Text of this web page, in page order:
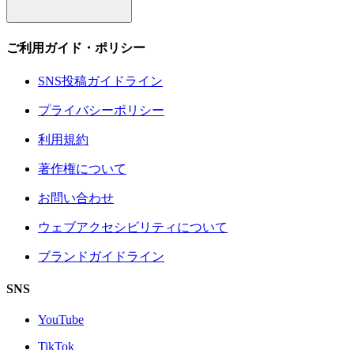
ご利用ガイド・ポリシー
SNS投稿ガイドライン
プライバシーポリシー
利用規約
著作権について
お問い合わせ
ウェブアクセシビリティについて
ブランドガイドライン
SNS
YouTube
TikTok